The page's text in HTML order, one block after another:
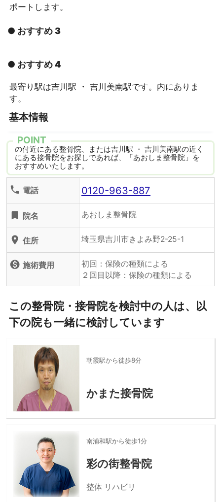
ポートします。
● おすすめ 3
● おすすめ 4
最寄り駅は吉川駅 ・ 吉川美南駅です。内にありま
す。
基本情報
POINT
の付近にある整骨院、または吉川駅 ・ 吉川美南駅の近く
にある接骨院をお探しであれば、「あおしま整骨院」を
おすすめいたします。
phone 電話 0120-963-887
turned_in 院名 あおしま整骨院
location_on 住所 埼玉県吉川市きよみ野2-25-1
monetization_on 施術費用
初回：保険の種類による
２回目以降：保険の種類による
この整骨院・接骨院を検討中の人は、以
下の院も一緒に検討しています
朝霞駅から徒歩8分
かまた接骨院
南浦和駅から徒歩1分
彩の街整骨院
整体 リハビリ